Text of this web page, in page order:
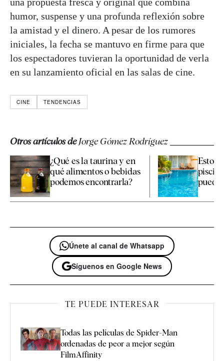
humor, suspense y una profunda reflexión sobre
la amistad y el dinero. A pesar de los rumores
iniciales, la fecha se mantuvo en firme para que
los espectadores tuvieran la oportunidad de verla
en su lanzamiento oficial en las salas de cine.
CINE TENDENCIAS
Otros artículos deJorge Gómez Rodríguez
¿Qué es la taurina y en
qué alimentos o bebidas
podemos encontrarla?
Estos
Únete al canal de Whatsapp
Síguenos en Google News
TE PUEDE INTERESAR
Todas las películas de Spider-Man
ordenadas de peor a mejor según
FilmAffinity